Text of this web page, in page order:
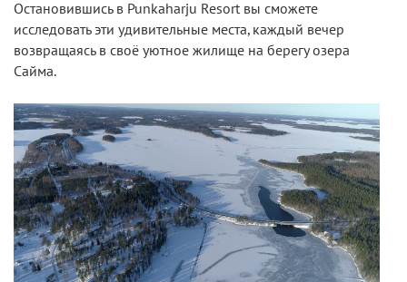
Остановившись в Punkaharju Resort вы сможете
исследовать эти удивительные места, каждый вечер
возвращаясь в своё уютное жилище на берегу озера
Сайма.